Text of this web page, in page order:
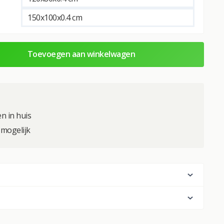
150x100x0.4 cm
Toevoegen aan winkelwagen
in huis
mogelijk